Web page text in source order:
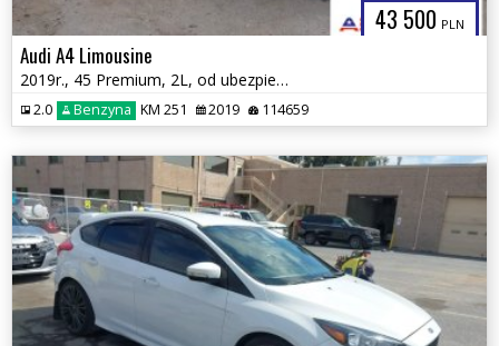
43 500 PLN
Audi A4 Limousine
2019r., 45 Premium, 2L, od ubezpieczalni
2.0 Benzyna KM 251 2019 114659